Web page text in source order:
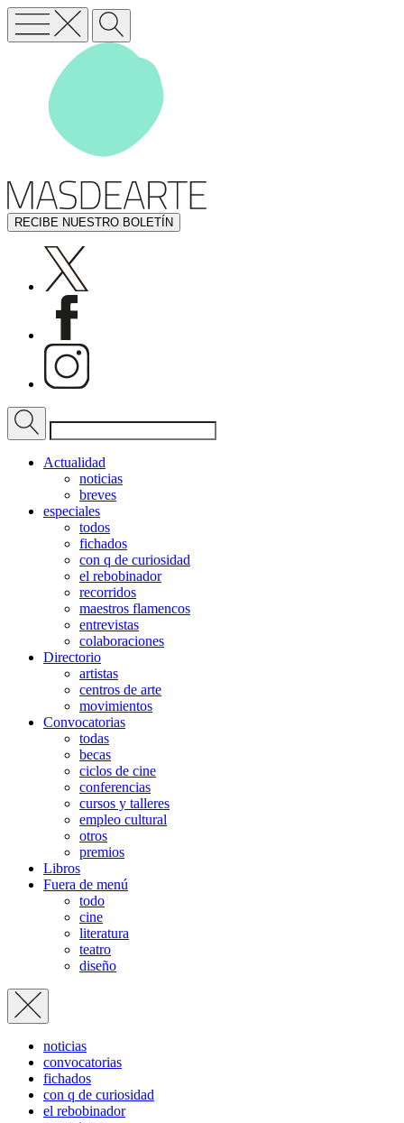
RECIBE NUESTRO BOLETÍN
Actualidad
noticias
breves
especiales
todos
fichados
con q de curiosidad
el rebobinador
recorridos
maestros flamencos
entrevistas
colaboraciones
Directorio
artistas
centros de arte
movimientos
Convocatorias
todas
becas
ciclos de cine
conferencias
cursos y talleres
empleo cultural
otros
premios
Libros
Fuera de menú
todo
cine
literatura
teatro
diseño
noticias
convocatorias
fichados
con q de curiosidad
el rebobinador